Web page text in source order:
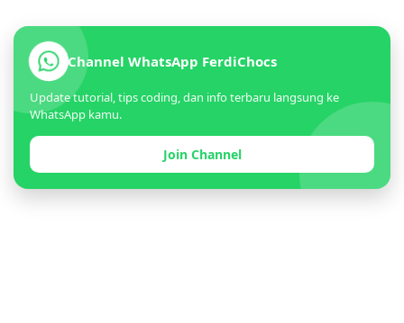
Channel WhatsApp FerdiChocs
Update tutorial, tips coding, dan info terbaru langsung ke
WhatsApp kamu.
Join Channel